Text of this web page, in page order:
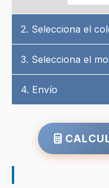
2. Selecciona el
3. Selecciona el
4. Envío